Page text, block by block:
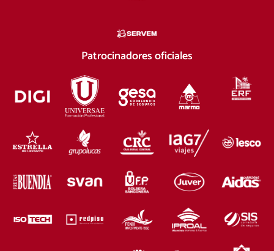
Patrocinadores oficiales